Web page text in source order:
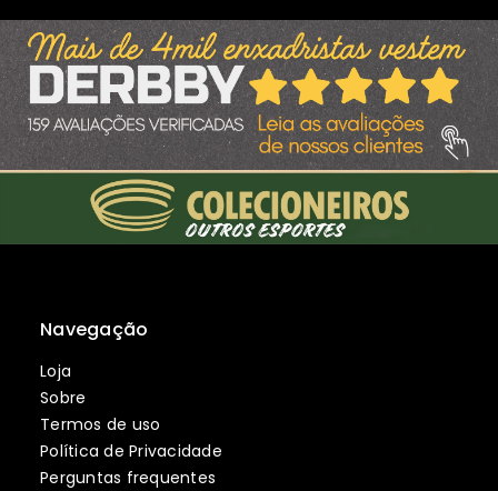
Navegação
Loja
Sobre
Termos de uso
Política de Privacidade
Perguntas frequentes